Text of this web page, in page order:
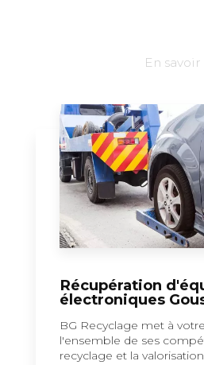
En savoir
Récupération
électroniques
BG Recyclage met à
l'ensemble de ses
recyclage et la